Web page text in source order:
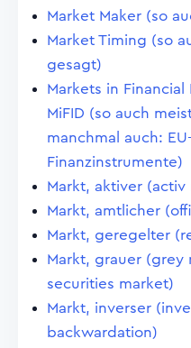
Market Maker (so
Market Timing (so
gesagt)
Markets in
MiFID (so auch
manchmal auch:
Finanzinstrumente)
Markt, aktiver (activ
Markt, amtlicher
Markt, geregelter
Markt, grauer (grey
securities market)
Markt, inverser
backwardation)